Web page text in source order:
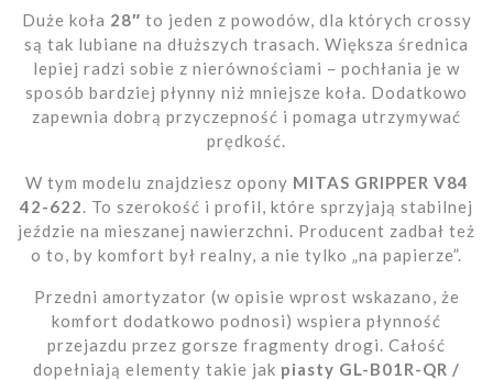
Duże koła 28″ to jeden z powodów, dla których crossy
są tak lubiane na dłuższych trasach. Większa średnica
lepiej radzi sobie z nierównościami – pochłania je w
sposób bardziej płynny niż mniejsze koła. Dodatkowo
zapewnia dobrą przyczepność i pomaga utrzymywać
prędkość.
W tym modelu znajdziesz opony MITAS GRIPPER V84
42-622. To szerokość i profil, które sprzyjają stabilnej
jeździe na mieszanej nawierzchni. Producent zadbał też
o to, by komfort był realny, a nie tylko „na papierze”.
Przedni amortyzator (w opisie wprost wskazano, że
komfort dodatkowo podnosi) wspiera płynność
przejazdu przez gorsze fragmenty drogi. Całość
dopełniają elementy takie jak piasty GL-B01R-QR /